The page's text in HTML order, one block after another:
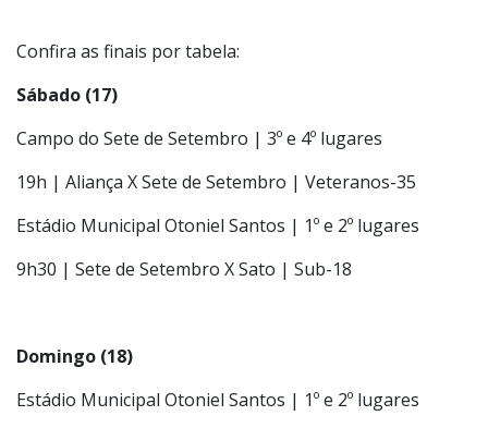
Confira as finais por tabela:
Sábado (17)
Campo do Sete de Setembro | 3º e 4º lugares
19h | Aliança X Sete de Setembro | Veteranos-35
Estádio Municipal Otoniel Santos | 1º e 2º lugares
9h30 | Sete de Setembro X Sato | Sub-18
Domingo (18)
Estádio Municipal Otoniel Santos | 1º e 2º lugares